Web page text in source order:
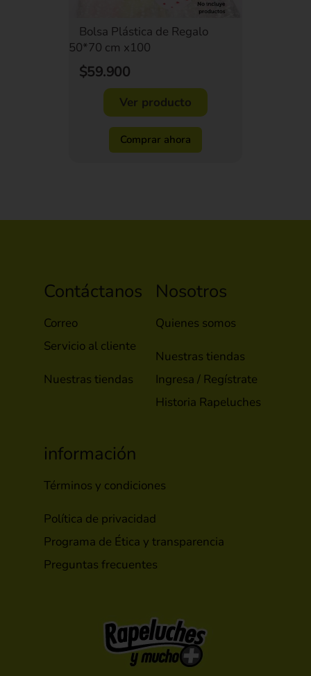
Bolsa Plástica de Regalo
50*70 cm x100
$59.900
Ver producto
Comprar ahora
Contáctanos
Correo
Servicio al cliente
Nuestras tiendas
Nosotros
Quienes somos
Nuestras tiendas
Ingresa / Regístrate
Historia Rapeluches
información
Términos y condiciones
Política de privacidad
Programa de Ética y transparencia
Preguntas frecuentes